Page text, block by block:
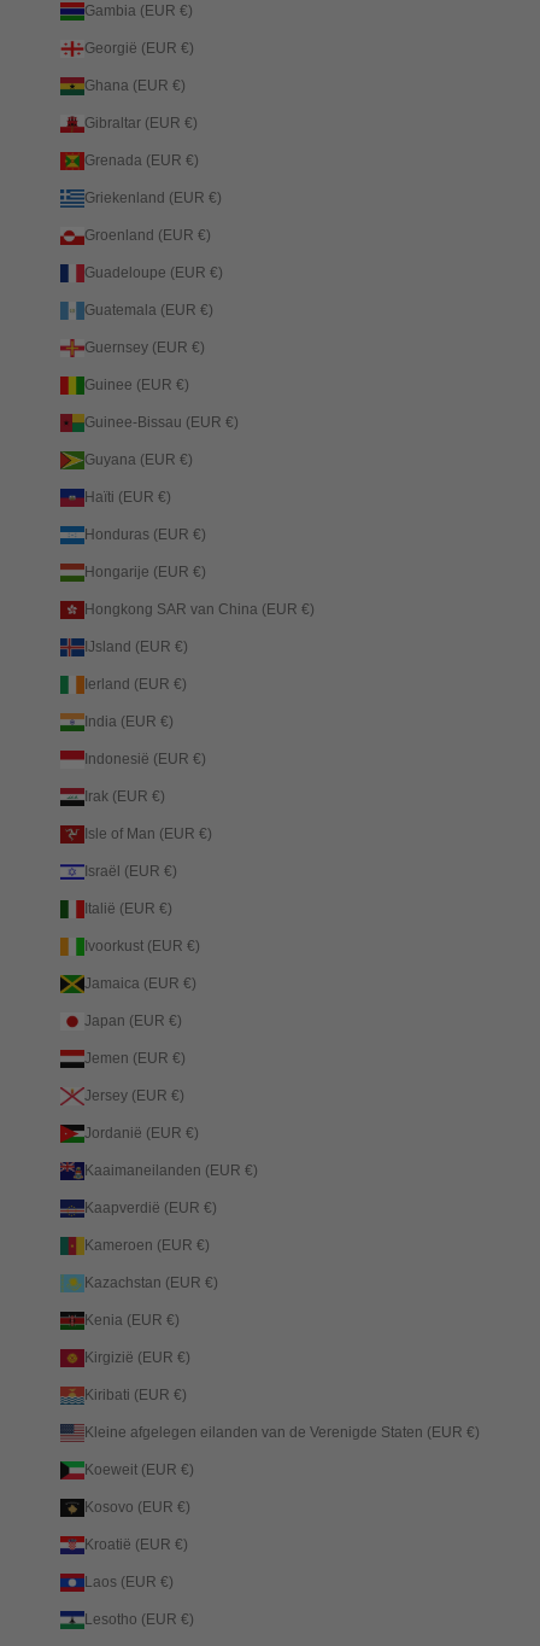
Gambia (EUR €)
Georgië (EUR €)
Ghana (EUR €)
Gibraltar (EUR €)
Grenada (EUR €)
Griekenland (EUR €)
Groenland (EUR €)
Guadeloupe (EUR €)
Guatemala (EUR €)
Guernsey (EUR €)
Guinee (EUR €)
Guinee-Bissau (EUR €)
Guyana (EUR €)
Haïti (EUR €)
Honduras (EUR €)
Hongarije (EUR €)
Hongkong SAR van China (EUR €)
IJsland (EUR €)
Ierland (EUR €)
India (EUR €)
Indonesië (EUR €)
Irak (EUR €)
Isle of Man (EUR €)
Israël (EUR €)
Italië (EUR €)
Ivoorkust (EUR €)
Jamaica (EUR €)
Japan (EUR €)
Jemen (EUR €)
Jersey (EUR €)
Jordanië (EUR €)
Kaaimaneilanden (EUR €)
Kaapverdië (EUR €)
Kameroen (EUR €)
Kazachstan (EUR €)
Kenia (EUR €)
Kirgizië (EUR €)
Kiribati (EUR €)
Kleine afgelegen eilanden van de Verenigde Staten (EUR €)
Koeweit (EUR €)
Kosovo (EUR €)
Kroatië (EUR €)
Laos (EUR €)
Lesotho (EUR €)